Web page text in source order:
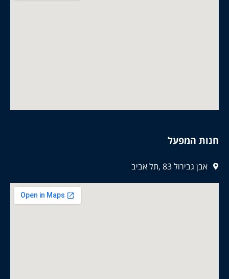
חנות המפעל
אבן גבירול 83 ,תל אביב